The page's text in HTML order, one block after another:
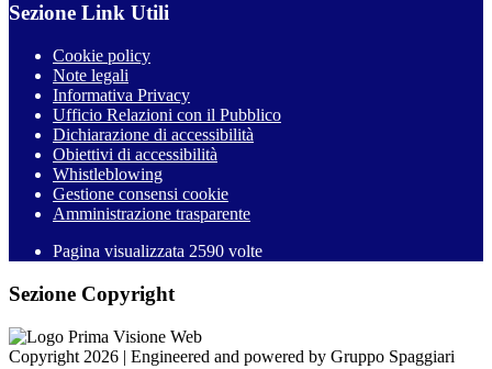
Sezione Link Utili
Cookie policy
Note legali
Informativa Privacy
Ufficio Relazioni con il Pubblico
Dichiarazione di accessibilità
Obiettivi di accessibilità
Whistleblowing
Gestione consensi cookie
Amministrazione trasparente
Pagina visualizzata 2590 volte
Sezione Copyright
Copyright 2026 | Engineered and powered by Gruppo Spaggiari